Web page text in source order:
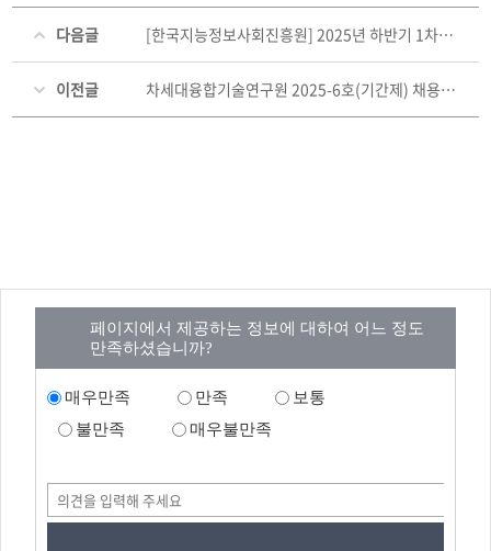
다음글 [한국지능정보사회진흥원] 2025년 하반기 1차 정규직 채용공고 및 채용설명회
이전글 차세대융합기술연구원 2025-6호(기간제) 채용 공고 (~08. 05. (화) ~14:00)
페이지에서 제공하는 정보에 대하여 어느 정도
만족하셨습니까?
매우만족 만족
보통
불만족
매우불만족